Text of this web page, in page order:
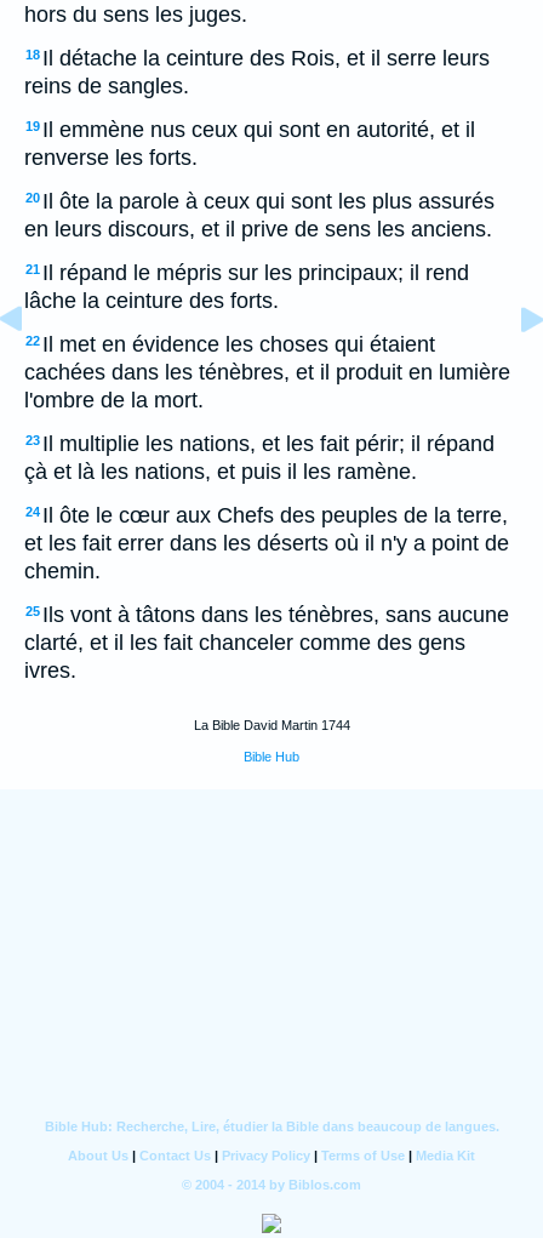
hors du sens les juges.
18 Il détache la ceinture des Rois, et il serre leurs
reins de sangles.
19 Il emmène nus ceux qui sont en autorité, et il
renverse les forts.
20 Il ôte la parole à ceux qui sont les plus assurés
en leurs discours, et il prive de sens les anciens.
21 Il répand le mépris sur les principaux; il rend
lâche la ceinture des forts.
22 Il met en évidence les choses qui étaient
cachées dans les ténèbres, et il produit en lumière
l'ombre de la mort.
23 Il multiplie les nations, et les fait périr; il répand
çà et là les nations, et puis il les ramène.
24 Il ôte le cœur aux Chefs des peuples de la terre,
et les fait errer dans les déserts où il n'y a point de
chemin.
25 Ils vont à tâtons dans les ténèbres, sans aucune
clarté, et il les fait chanceler comme des gens
ivres.
La Bible David Martin 1744
Bible Hub